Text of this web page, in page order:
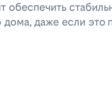
обеспечить
дома, даже если это